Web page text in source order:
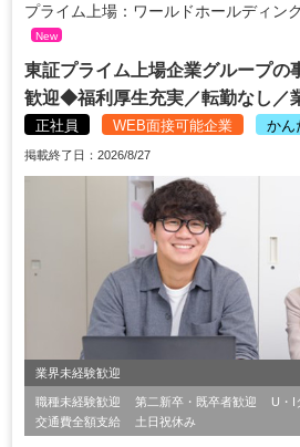
プライム上場：ワールドホールディン
New
東証プライム上場企業グループの
歓迎◆福利厚生充実／転勤なし／
正社員 WEB面接可能企業 かん
掲載終了日：2026/8/27
業界未経験歓迎
職種未経験歓迎 第二新卒・既卒者歓迎
U・I
交通費全額支給
土日祝休み